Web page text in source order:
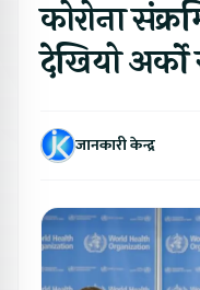
कोरोना
देखियो
जानकारी केन्द्र